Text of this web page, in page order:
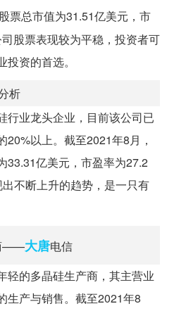
股票总市值为31.51亿美元，市
股票表现较为平稳，投资者可
资的首选。
析
行业龙头企业，目前该公司已
20%以上。截至2021年8月，
33.31亿美元，市盈率为27.2
不断上升的趋势，是一只有
——大唐电信
轻的多晶硅生产商，其主营业
生产与销售。截至2021年8